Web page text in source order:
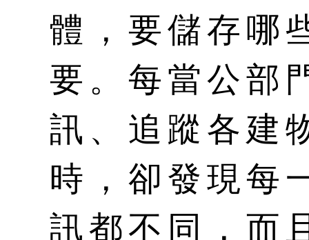
體，要儲存哪
要。每當公部
訊、追蹤各建
時，卻發現每
訊都不同，而